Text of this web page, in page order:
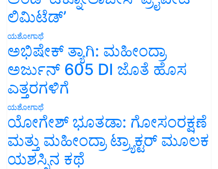
ಲಿಮಿಟೆಡ್’
ಯಶೋಗಾಥೆ
ಅಭಿಷೇಕ್ ತ್ಯಾಗಿ: ಮಹೀಂದ್ರಾ
ಅರ್ಜುನ್ 605 DI ಜೊತೆ ಹೊಸ
ಎತ್ತರಗಳಿಗೆ
ಯಶೋಗಾಥೆ
ಯೋಗೇಶ್ ಭೂತಡಾ: ಗೋಸಂರಕ್ಷಣೆ
ಮತ್ತು ಮಹೀಂದ್ರಾ ಟ್ರ್ಯಾಕ್ಟರ್ ಮೂಲಕ
ಯಶಸ್ಸಿನ ಕಥೆ